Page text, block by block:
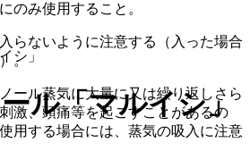
み使用すること。
らないように注意する（入った場合
。
ール蒸気に大量に又は繰り返しさら
激、頭痛等を起こすことがあるの
用する場合には、蒸気の吸入に注意
シ」
ル「マルイシ」